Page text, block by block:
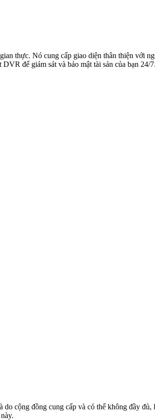
thực. Nó cung cấp giao diện thân thiện với
để giám sát và bảo mật tài sản của bạn 24/7.
cộng đồng cung cấp và có thể không đầy đủ,